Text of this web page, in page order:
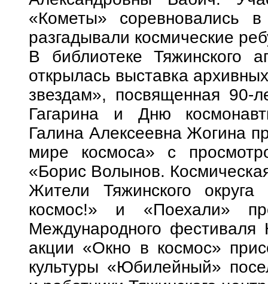
«Кометы» соревновались
разгадывали космические
В библиотеке Тяжинского
открылась выставка
звездам», посвященная
Гагарина и Дню
Галина Алексеевна Жогина
мире космоса» с
«Борис Волынов.
Жители Тяжинского
космос!» и «Поехали»
Международного
акции «Окно в космос»
культуры «Юбилейный»